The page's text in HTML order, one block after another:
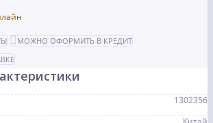
МОЖНО ОФОРМИТЬ В КРЕДИТ
1302356